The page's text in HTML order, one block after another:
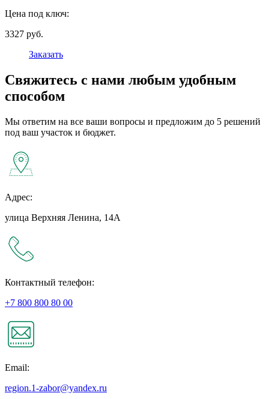
Цена под ключ:
3327 руб.
Заказать
Свяжитесь с нами любым удобным
способом
Мы ответим на все ваши вопросы и предложим до 5 решений
под ваш участок и бюджет.
Адрес:
улица Верхняя Ленина, 14А
Контактный телефон:
+7 800 800 80 00
Email:
region.1-zabor@yandex.ru